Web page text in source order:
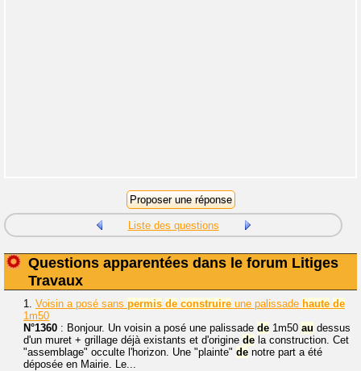
Liste des questions
Questions apparentées dans le forum Litiges
Travaux
1. Voisin a posé sans permis de construire une palissade haute de
1m50
N°1360 : Bonjour. Un voisin a posé une palissade de 1m50 au dessus
d'un muret + grillage déjà existants et d'origine de la construction. Cet
"assemblage" occulte l'horizon. Une "plainte" de notre part a été
déposée en Mairie. Le...